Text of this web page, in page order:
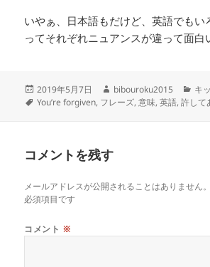
いやぁ、日本語もだけど、英語でもい
ってそれぞれニュアンスが違って面白
投
稿
2019年5月7日
作
成
bibouroku2015
カ
テ
キ
タ
You’re forgiven, フレーズ,意味,英語,許して
コメントを残す
メールアドレスが公開されることはありません。
必須項目です
コメント ※